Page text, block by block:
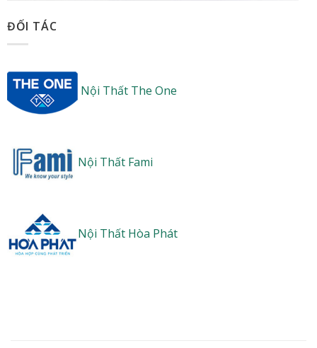
ĐỐI TÁC
Nội Thất The One
Nội Thất Fami
Nội Thất Hòa Phát